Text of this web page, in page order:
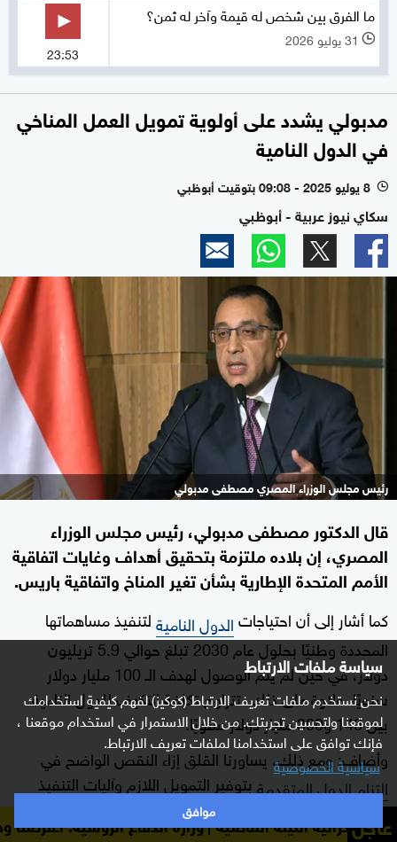
سياسة ملفات الارتباط
نحن نستخدم ملفات تعريف الارتباط (كوكيز) لفهم كيفية استخدامك
لموقعنا ولتحسين تجربتك. من خلال الاستمرار في استخدام موقعنا ،
فإنك توافق على استخدامنا لملفات تعريف الارتباط.
سياسية الخصوصية
موافق
ما الفرق بين شخص له قيمة وآخر له ثمن؟
l 31 يوليو 2026
23:53
مدبولي يشدد على أولوية تمويل العمل المناخي
في الدول النامية
l 8 يوليو 2025 - 09:08 بتوقيت أبوظبي
سكاي نيوز عربية - أبوظبي
رئيس مجلس الوزراء المصري مصطفى مدبولي
قال الدكتور مصطفى مدبولي، رئيس مجلس الوزراء
المصري، إن بلاده ملتزمة بتحقيق أهداف وغايات اتفاقية
الأمم المتحدة الإطارية بشأن تغير المناخ واتفاقية باريس.
كما أشار إلى أن احتياجاتالدول الناميةلتنفيذ مساهماتها
المحددة وطنيًا بحلول عام 2030 تبلغ حوالي 5.9 تريليون
دولار، في حين لم يتم الوصول لهدف الـ 100 مليار دولار
سنويًا. علاوة على ذلك، تتراوح تكلفة التكيف للدول النامية
بين 140 و300 مليار دولار سنويًا.
وأضاف: ومع ذلك، يساورنا القلق إزاء النقص الواضح في
التزام الدول المتقدمة بتوفير التمويل اللازم وآليات التنفيذ
الأخرى، لتحقيق مستوى الطموح الوارد في المساهمات
المحددة وطنيًا التي قدمتها دولنا النامية.
عاجل وزارة الدفاع الروسية: اعترضنا ودمرنا 605 مسيرات أوكرانية الليلة الماضية